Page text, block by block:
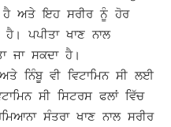
ਹੈ ਅਤੇ ਇਹ ਸਰੀਰ ਨੂੰ ਹੋਰ
ਹੈ। ਪਪੀਤਾ ਖਾਣ ਨਾਲ
ਜਾ ਸਕਦਾ ਹੈ।
ਨਿੰਬੂ ਵੀ ਵਿਟਾਮਿਨ ਸੀ ਲਈ
ਸੀ ਸਿਟਰਸ ਫਲਾਂ ਵਿੱਚ
ਸੰਤਰਾ ਖਾਣ ਨਾਲ ਸਰੀਰ